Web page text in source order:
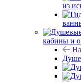
из
кабины и